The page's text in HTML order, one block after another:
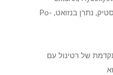
Ethylcellulose, Carrageenan מסטיק, נתרן בנזואט, Po-
של רטינול עם